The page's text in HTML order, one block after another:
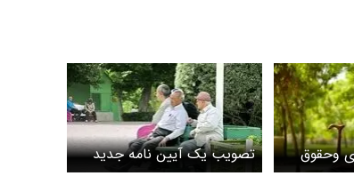
وحقوق
تصویب یک آیین نامه جدید